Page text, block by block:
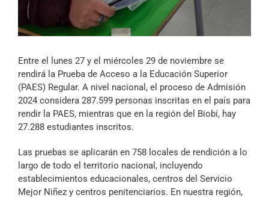
Especiales
Archivo Sonoro
Entre el lunes 27 y el miércoles 29 de noviembre se
rendirá la Prueba de Acceso a la Educación Superior
(PAES) Regular. A nivel nacional, el proceso de Admisión
2024 considera 287.599 personas inscritas en el país para
rendir la PAES, mientras que en la región del Biobí, hay
27.288 estudiantes inscritos.
Las pruebas se aplicarán en 758 locales de rendición a lo
largo de todo el territorio nacional, incluyendo
establecimientos educacionales, centros del Servicio
Mejor Niñez y centros penitenciarios. En nuestra región,